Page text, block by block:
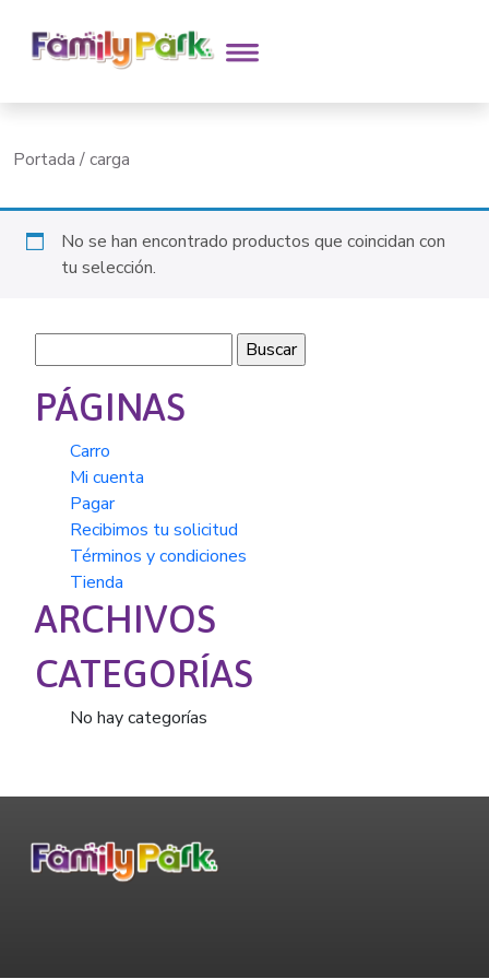
Portada /carga
No se han encontrado productos que coincidan con
tu selección.
PÁGINAS
Carro
Mi cuenta
Pagar
Recibimos tu solicitud
Términos y condiciones
Tienda
ARCHIVOS
CATEGORÍAS
No hay categorías